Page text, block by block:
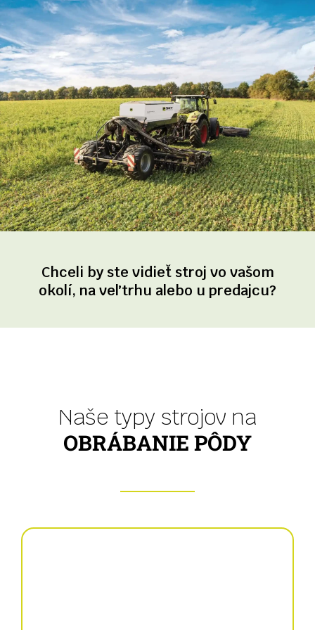
Chceli by ste vidieť stroj vo vašom
okolí, na veľtrhu alebo u predajcu?
Naše typy strojov na
OBRÁBANIE PÔDY